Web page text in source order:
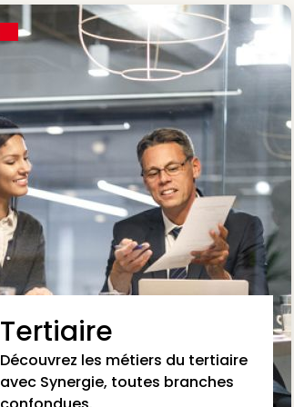
Tertiaire
Découvrez les métiers du tertiaire
avec Synergie, toutes branches